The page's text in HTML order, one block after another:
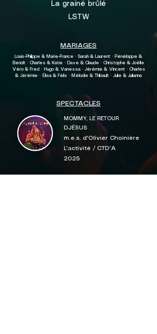
La grainé brûlé
LSTW
MARIAGES
Louis-Philippe & Marie-France · Sarah & Laurent · Pénéloppe &
Benoît · Charles & Katie · Dave & Claude · Christophe & Joëlle
Véro & Fred · Hugo & Vanessa · Jérémie & Vincent · Charles
& Jérémie · Élisa & Félix · Mélodie & Thibault · Julie & Julianna
SPECTACLES
MOMMY, LE RETOUR
DJÉSUS
m.e.s. d'Olivier Choinière
L'activité / CTD'A
2025